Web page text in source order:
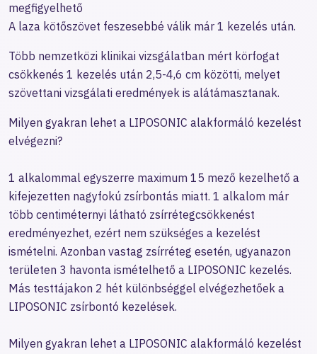
megfigyelhető
A laza kötőszövet feszesebbé válik már 1 kezelés után.
Több nemzetközi klinikai vizsgálatban mért körfogat
csökkenés 1 kezelés után 2,5-4,6 cm közötti, melyet
szövettani vizsgálati eredmények is alátámasztanak.
Milyen gyakran lehet a LIPOSONIC alakformáló kezelést
elvégezni?
1 alkalommal egyszerre maximum 15 mező kezelhető a
kifejezetten nagyfokú zsírbontás miatt. 1 alkalom már
több centiméternyi látható zsírrétegcsökkenést
eredményezhet, ezért nem szükséges a kezelést
ismételni. Azonban vastag zsírréteg esetén, ugyanazon
területen 3 havonta ismételhető a LIPOSONIC kezelés.
Más testtájakon 2 hét különbséggel elvégezhetőek a
LIPOSONIC zsírbontó kezelések.
Milyen gyakran lehet a LIPOSONIC alakformáló kezelést